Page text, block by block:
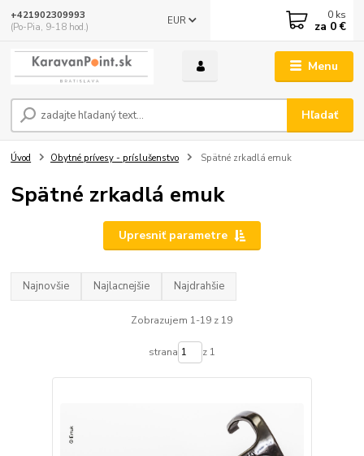
Menu
EUR
Hľadať
+421902309993
(Po-Pia, 9-18 hod.)
0 ks
za 0 €
Úvod Obytné prívesy - príslušenstvo Spätné zrkadlá emuk
Spätné zrkadlá emuk
Upresniť parametre
Najnovšie Najlacnejšie Najdrahšie
Zobrazujem 1-19 z 19
strana z 1